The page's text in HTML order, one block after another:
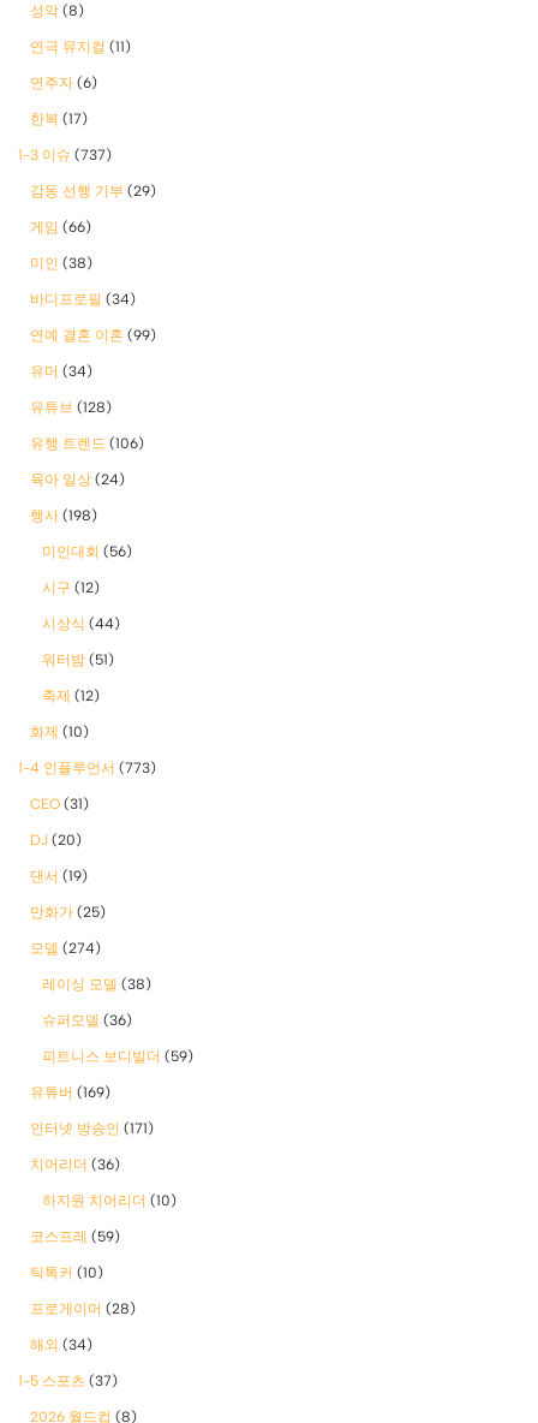
성악 (8)
연극 뮤지컬 (11)
연주자 (6)
한복 (17)
1-3 이슈 (737)
감동 선행 기부 (29)
게임 (66)
미인 (38)
바디프로필 (34)
연예 결혼 이혼 (99)
유머 (34)
유튜브 (128)
유행 트렌드 (106)
육아 일상 (24)
행사 (198)
미인대회 (56)
시구 (12)
시상식 (44)
워터밤 (51)
축제 (12)
화제 (10)
1-4 인플루언서 (773)
CEO (31)
DJ (20)
댄서 (19)
만화가 (25)
모델 (274)
레이싱 모델 (38)
슈퍼모델 (36)
피트니스 보디빌더 (59)
유튜버 (169)
인터넷 방송인 (171)
치어리더 (36)
하지원 치어리더 (10)
코스프레 (59)
틱톡커 (10)
프로게이머 (28)
해외 (34)
1-5 스포츠 (37)
2026 월드컵 (8)